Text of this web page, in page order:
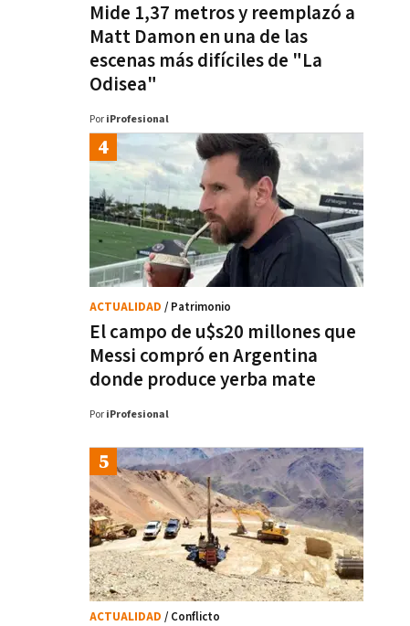
Mide 1,37 metros y reemplazó a
Matt Damon en una de las
escenas más difíciles de "La
Odisea"
Por iProfesional
El campo de u$s20 millones que
Messi compró en Argentina
donde produce yerba mate
ACTUALIDAD / Patrimonio
Por iProfesional
ACTUALIDAD / Conflicto